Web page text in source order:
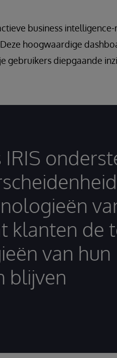
business
hoogwaardige
gebruikers diepgaande
klanten de
van hun
blijven